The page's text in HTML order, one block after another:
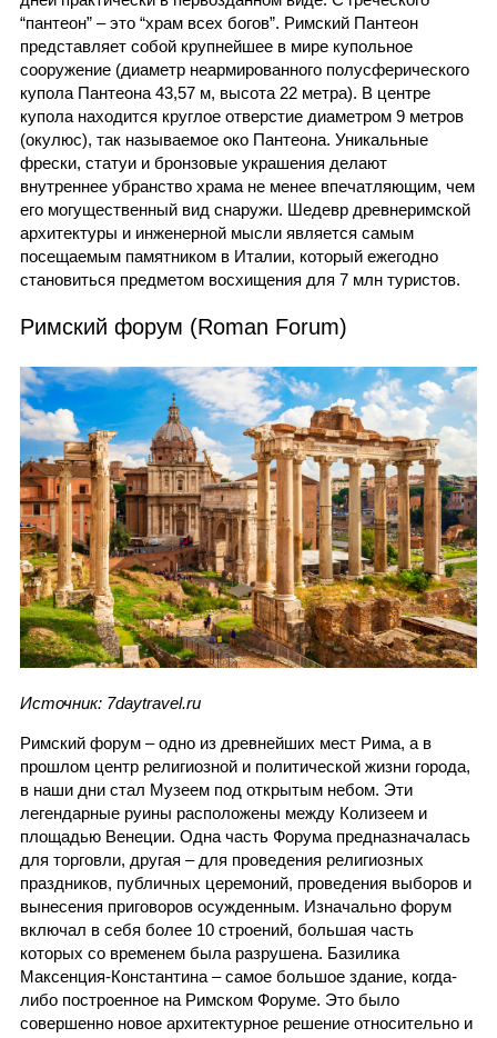
“пантеон” – это “храм всех богов”. Римский Пантеон
представляет собой крупнейшее в мире купольное
сооружение (диаметр неармированного полусферического
купола Пантеона 43,57 м, высота 22 метра). В центре
купола находится круглое отверстие диаметром 9 метров
(окулюс), так называемое око Пантеона. Уникальные
фрески, статуи и бронзовые украшения делают
внутреннее убранство храма не менее впечатляющим, чем
его могущественный вид снаружи. Шедевр древнеримской
архитектуры и инженерной мысли является самым
посещаемым памятником в Италии, который ежегодно
становиться предметом восхищения для 7 млн туристов.
Римский форум (Roman Forum)
Источник: 7daytravel.ru
Римский форум – одно из древнейших мест Рима, а в
прошлом центр религиозной и политической жизни города,
в наши дни стал Музеем под открытым небом. Эти
легендарные руины расположены между Колизеем и
площадью Венеции. Одна часть Форума предназначалась
для торговли, другая – для проведения религиозных
праздников, публичных церемоний, проведения выборов и
вынесения приговоров осужденным. Изначально форум
включал в себя более 10 строений, большая часть
которых со временем была разрушена. Базилика
Максенция-Константина – самое большое здание, когда-
либо построенное на Римском Форуме. Это было
совершенно новое архитектурное решение относительно и